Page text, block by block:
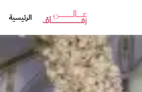
الرئيسية